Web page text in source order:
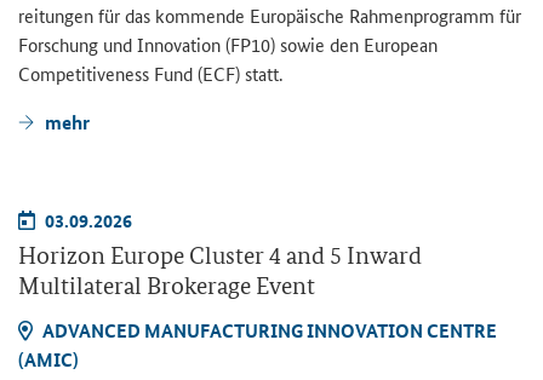
rei­tun­gen für das kom­men­de Eu­ro­päi­sche Rah­men­pro­gramm für
For­schung und In­no­va­ti­on (FP10) sowie den European
Competitiveness Fund(ECF) statt.
mehr
03.09.2026
Horizon Europe Cluster 4 and 5 Inward
Multilateral Brokerage Event
AD­VAN­CED MA­NU­FAC­TU­RING IN­NO­VA­TI­ON CENT­RE
(AMIC)